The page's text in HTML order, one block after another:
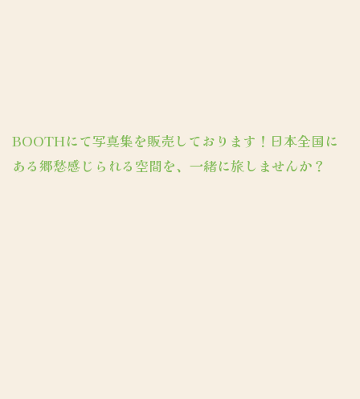
BOOTHにて写真集を販売しております！日本全国に
ある郷愁感じられる空間を、一緒に旅しませんか？